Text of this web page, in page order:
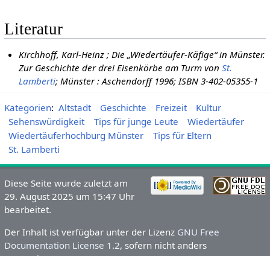
Literatur
Kirchhoff, Karl-Heinz ; Die „Wiedertäufer-Käfige“ in Münster.
Zur Geschichte der drei Eisenkörbe am Turm vonSt.
Lamberti; Münster : Aschendorff 1996; ISBN 3-402-05355-1
Kategorien: Altstadt Geschichte Freizeit
Kultur
Sehenswürdigkeit
Tips für junge Leute
Wiedertäufer
Wiedertäuferhochburg Münster
Tips für Eltern
St. Lamberti
Diese Seite wurde zuletzt am
29. August 2025 um 15:47 Uhr
bearbeitet.
Der Inhalt ist verfügbar unter der Lizenz GNU Free
Documentation License 1.2, sofern nicht anders